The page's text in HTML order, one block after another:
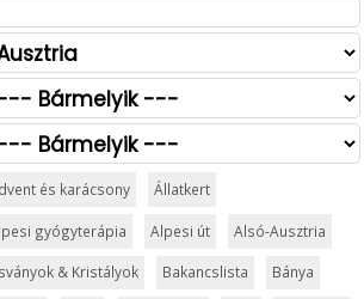
és karácsony Állatkert
gyógyterápia Alpesi út Alsó-Ausztria
& Kristályok Bakancslista Bánya